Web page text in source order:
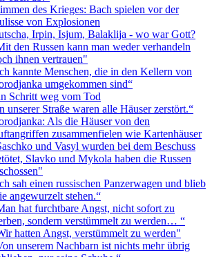
des Krieges: Bach spielen vor der
von Explosionen
Irpin, Isjum, Balaklija - wo war Gott?
den Russen kann man weder verhandeln
ihnen vertrauen"
kannte Menschen, die in den Kellern von
umgekommen sind“
Schritt weg vom Tod
unserer Straße waren alle Häuser zerstört.“
Als die Häuser von den
zusammenfielen wie Kartenhäuser
und Vasyl wurden bei dem Beschuss
Slavko und Mykola haben die Russen
sah einen russischen Panzerwagen und blieb
angewurzelt stehen.“
hat furchtbare Angst, nicht sofort zu
sondern verstümmelt zu werden… “
hatten Angst, verstümmelt zu werden"
unserem Nachbarn ist nichts mehr übrig